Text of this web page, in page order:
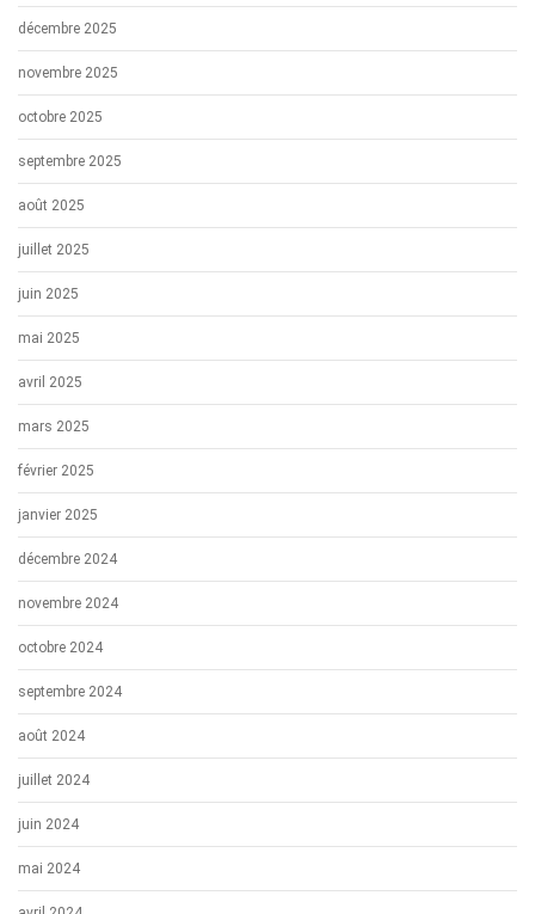
décembre 2025
novembre 2025
octobre 2025
septembre 2025
août 2025
juillet 2025
juin 2025
mai 2025
avril 2025
mars 2025
février 2025
janvier 2025
décembre 2024
novembre 2024
octobre 2024
septembre 2024
août 2024
juillet 2024
juin 2024
mai 2024